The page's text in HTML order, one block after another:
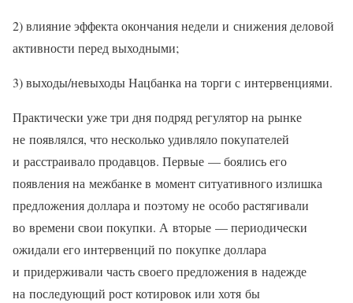
2) влияние эффекта окончания недели и снижения деловой
активности перед выходными;
3) выходы/невыходы Нацбанка на торги с интервенциями.
Практически уже три дня подряд регулятор на рынке
не появлялся, что несколько удивляло покупателей
и расстраивало продавцов. Первые — боялись его
появления на межбанке в момент ситуативного излишка
предложения доллара и поэтому не особо растягивали
во времени свои покупки. А вторые — периодически
ожидали его интервенций по покупке доллара
и придерживали часть своего предложения в надежде
на последующий рост котировок или хотя бы